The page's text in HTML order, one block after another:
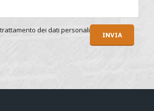
dei dati personali